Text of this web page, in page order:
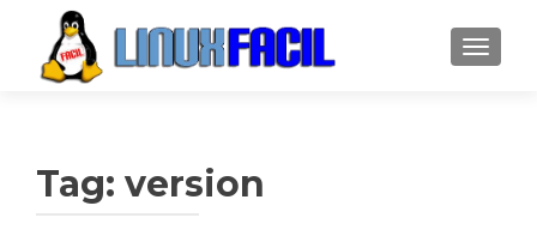
Tag: version